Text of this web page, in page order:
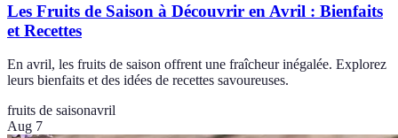
Les Fruits de Saison à Découvrir en Avril : Bienfaits
et Recettes
En avril, les fruits de saison offrent une fraîcheur inégalée. Explorez
leurs bienfaits et des idées de recettes savoureuses.
fruits de saisonavril
Aug 7